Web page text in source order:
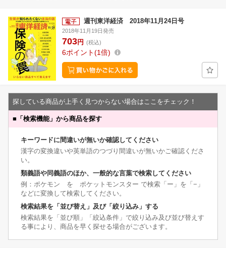
週刊東洋経済 2018年11月24日号
2018年11月19日発売
703円 (税込)
6ポイント 1倍
探している商品が上手く見つからない場合はここをチェック！
■ 「検索機能」から商品を探す
キーワードに間違いが無いか確認してください
漢字の変換違いや英単語のつづり間違いが無いかご確認くださ
い。
類義語や同義語のほか、一般的な言葉で検索してください
例：ポケモン を ポケットモンスター で検索「ー」を「−」
などに変換して検索してください。
検索結果を「並び替え」及び「絞り込み」する
検索結果を「並び順」「絞込条件」で絞り込み及び並び替えす
る事により、商品を早く探せる場合がございます。